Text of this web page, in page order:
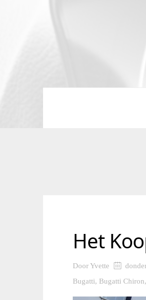
Het
DoorYvette
Bugatti, Bugatti Chiron,